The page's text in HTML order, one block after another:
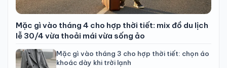
Mặc gì vào tháng 4 cho hợp thời tiết: mix đồ du lịch
lễ 30/4 vừa thoải mái vừa sống ảo
Mặc gì vào tháng 3 cho hợp thời tiết: chọn áo
khoác dày khi trời lạnh